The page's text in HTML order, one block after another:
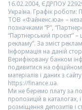
16.02.2004, ЄДРПОУ
Україна. Графік роботи:
ТОВ «Файненс.юа» –
позначками “Р”,
“Партнерський проєкт”
рекламу”. За зміст
Інформація на даній
Верифіковану банком
подивитися на
матеріалів і даних з
https://finance.ua.
Ми не беремо плату за
пропозицій в каталогах,
розміщення депозитів і